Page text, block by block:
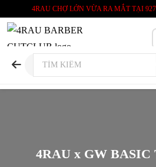
4RAU CHỢ LỚN VỪA RA MẮT TẠI
4RAU x GW